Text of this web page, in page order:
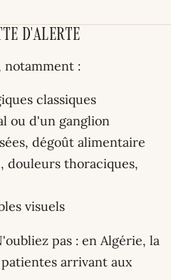
d'alerte
notamment :
classiques
ou d'un ganglion
dégoût alimentaire
douleurs thoraciques,
visuels
pas : en Algérie, la
arrivant aux